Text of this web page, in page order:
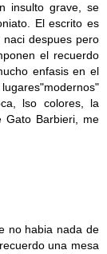
insulto grave, se
El escrito es
despues pero
el recuerdo
enfasis en el
lso colores, la
Gato Barbieri, me
no habia nada de
una mesa